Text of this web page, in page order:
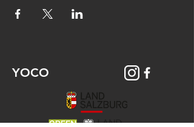
YOCO